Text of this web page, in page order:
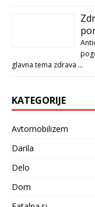
glavna tema zdrava …
KATEGORIJE
Avtomobilizem
Darila
Delo
Dom